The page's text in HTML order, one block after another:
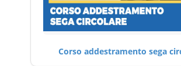
Corso addestramento sega